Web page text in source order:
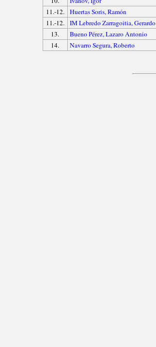
11.-12.
Huertas Soris, Ramón
11.-12.
IM Lebredo Zarragoitia, Gerardo
13.
Bueno Pérez, Lazaro Antonio
14.
Navarro Segura, Roberto